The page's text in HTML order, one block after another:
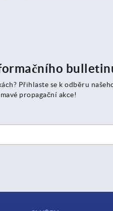
Přihlaste se k odběru
propagační akce!